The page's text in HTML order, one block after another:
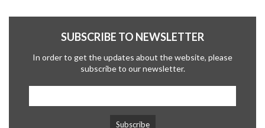
SUBSCRIBE TO NEWSLETTER
In order to get the updates about the website, please
subscribe to our newsletter.